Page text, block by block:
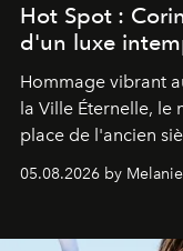
Hot Spot :
d'un luxe
Hommage vibrant
la Ville Éternelle, le
place de l'ancien
de vivre Romain
05.08.2026 by